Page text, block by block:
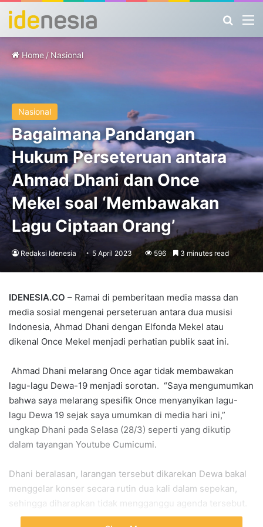
Home / Nasional
Nasional
Bagaimana Pandangan
Hukum Perseteruan antara
Ahmad Dhani dan Once
Mekel soal ‘Membawakan
Lagu Ciptaan Orang’
Redaksi Idenesia 5 April 2023 596 3 minutes read
IDENESIA.CO – Ramai di pemberitaan media massa dan
media sosial mengenai perseteruan antara dua musisi
Indonesia, Ahmad Dhani dengan Elfonda Mekel atau
dikenal Once Mekel menjadi perhatian publik saat ini.
Ahmad Dhani melarang Once agar tidak membawakan
lagu-lagu Dewa-19 menjadi sorotan. “Saya mengumumkan
bahwa saya melarang spesifik Once menyanyikan lagu-
lagu Dewa 19 sejak saya umumkan di media hari ini,”
ungkap Dhani pada Selasa (28/3) seperti yang dikutip
dalam tayangan Youtube Cumicumi.
Dhani beralasan, larangan tersebut dikarekan Dewa bakal
menggelar konser secara rutin dua kali dalam sepekan,
sehingga diharapkan tidak mengganggu agenda tersebut.